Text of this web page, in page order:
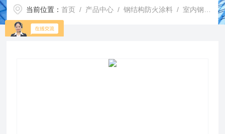
当前位置：首页 / 产品中心 /钢结构防火涂料 /室内钢结构防火涂料